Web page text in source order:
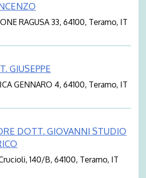
RAGUSA 33, 64100, Teramo, IT
GIUSEPPE
GENNARO 4, 64100, Teramo, IT
DOTT. GIOVANNI STUDIO
140/B, 64100, Teramo, IT